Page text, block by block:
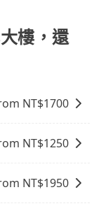
數不多的情
本上只要不
安全，會讓
問題再下訂。
樓，還
NT$1700
NT$1250
NT$1950